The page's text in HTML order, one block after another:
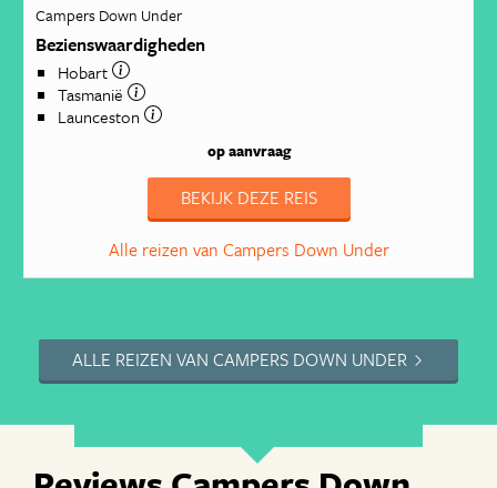
Campers Down Under
Bezienswaardigheden
Hobart
Tasmanië
Launceston
op aanvraag
BEKIJK DEZE REIS
Alle reizen van Campers Down Under
ALLE REIZEN VAN CAMPERS DOWN UNDER